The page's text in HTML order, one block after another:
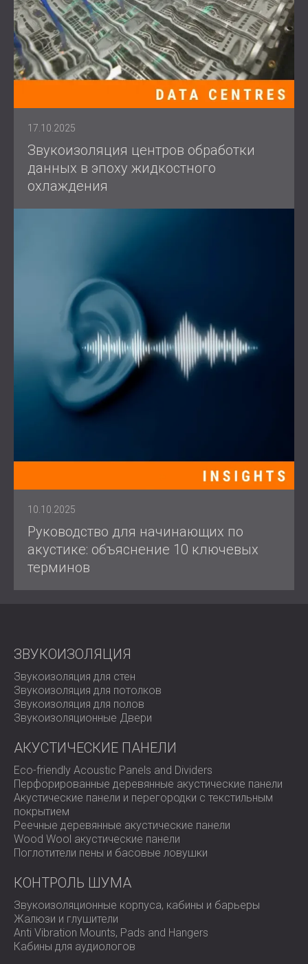
17.10.2025
Звукоизоляция центров обработки
данных в эпоху жидкостного
охлаждения
10.10.2025
Руководство для начинающих по
акустике: объяснение 10 ключевых
терминов
ЗВУКОИЗОЛЯЦИЯ
Звукоизоляция для стен
Звукоизоляция для потолков
Звукоизоляция для полов
Звукоизоляционные Двери
АКУСТИЧЕСКИЕ ПАНЕЛИ
Eco-friendly Acoustic Panels and Dividers
Перфорированные деревянные акустические панели
Акустические панели и перегородки с текстильным
покрытием
Реечные деревянные акустические панели
Wood Wool акустические панели
Поглотители пены и басовые ловушки
КОНТРОЛЬ ШУМА
Звукоизоляционные корпуса, кабины и барьеры
Жалюзи и глушители
Anti Vibration Mounts, Pads and Hangers
Кабины для аудиологов